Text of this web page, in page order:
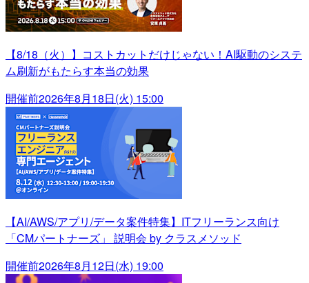
【8/18（火）】コストカットだけじゃない！AI駆動のシステ
ム刷新がもたらす本当の効果
開催前2026年8月18日(火) 15:00
【AI/AWS/アプリ/データ案件特集】ITフリーランス向け
「CMパートナーズ」 説明会 by クラスメソッド
開催前2026年8月12日(水) 19:00